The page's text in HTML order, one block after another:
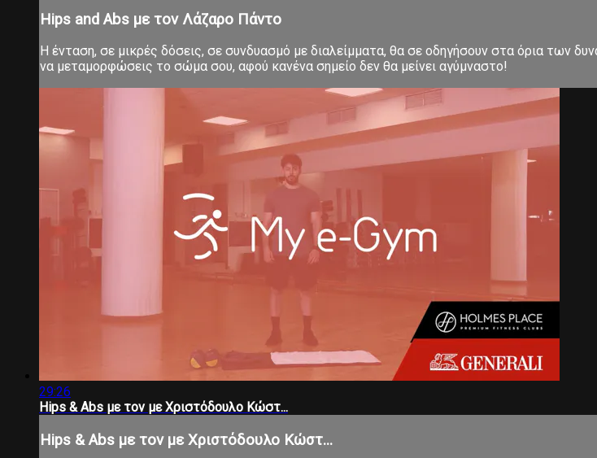
Hips and Abs με τον Λάζαρο Πάντο
Η ένταση, σε μικρές δόσεις, σε συνδυασμό με διαλείμματα, θα σε οδηγήσουν στα όρια των
να μεταμορφώσεις το σώμα σου, αφού κανένα σημείο δεν θα μείνει αγύμναστο!
29:26
Hips & Abs με τον με Χριστόδουλο Κώστ...
Hips & Abs με τον με Χριστόδουλο Κώστ...